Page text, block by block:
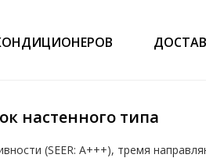
настенного типа
(SEER: A+++), тремя